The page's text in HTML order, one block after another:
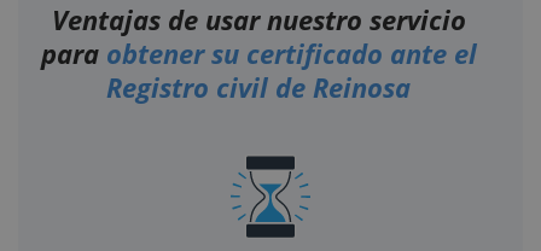
Ventajas de usar nuestro servicio
para obtener su certificado ante el
Registro civil de Reinosa